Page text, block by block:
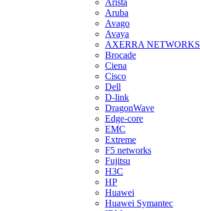
Arista
Aruba
Avago
Avaya
AXERRA NETWORKS
Brocade
Ciena
Cisco
Dell
D-link
DragonWave
Edge-core
EMC
Extreme
F5 networks
Fujitsu
H3С
HP
Huawei
Huawei Symantec